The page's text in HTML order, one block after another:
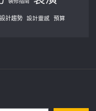
設計趨勢 設計靈感 預算